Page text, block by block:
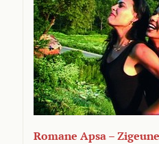
Romane Apsa –